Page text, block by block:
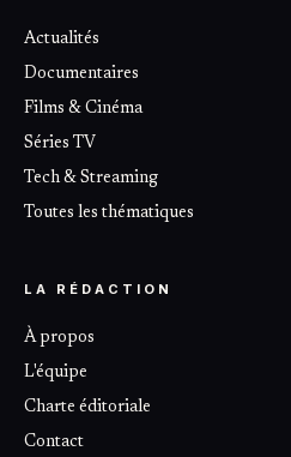
Actualités
Documentaires
Films & Cinéma
Séries TV
Tech & Streaming
Toutes les thématiques
LA RÉDACTION
À propos
L'équipe
Charte éditoriale
Contact